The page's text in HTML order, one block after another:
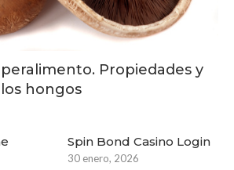
Propiedades y
hongos
Spin Bond Casino Login
30 enero, 2026